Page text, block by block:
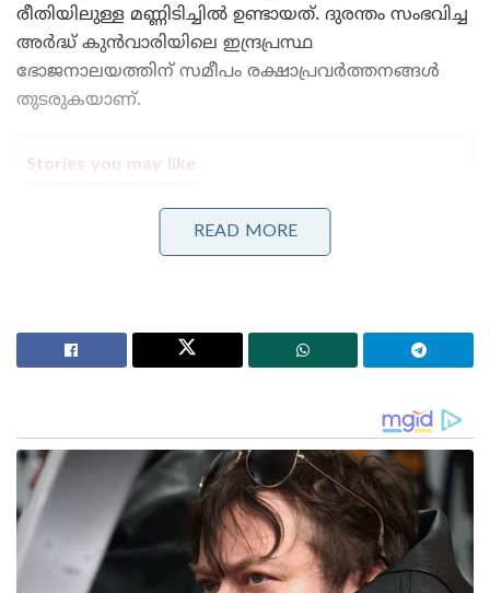
രീതിയിലുള്ള മണ്ണിടിച്ചിൽ ഉണ്ടായത്. ദുരന്തം സംഭവിച്ച
അർദ്ധ് കുൻവാരിയിലെ ഇന്ദ്രപ്രസ്ഥ
ഭോജനാലയത്തിന് സമീപം രക്ഷാപ്രവർത്തനങ്ങൾ
തുടരുകയാണ്.
Stories you may like
പാർട്ടിക്ക് വേണ്ടി പ്രതികരിച്ചതിനാണ് കള്ളക്കേസിൽ
ജയിലിൽ അടയ്ക്കപ്പെട്ടത്, പിന്തുണ വേണ്ട, പിന്നിൽ
നിന്ന് കുത്തരുത്; ജയരാജനെതിരെ ആഞ്ഞടിച്ച്
; യു.പി.ഐ നിയമഭേദഗതിയിൽ വ്യക്തത വരുത്തി
കേന്ദ്രസർക്കാർ
ജമ്മു കശ്മീരിലെ പല ഭാഗങ്ങളിലും തുടർച്ചയായി
മൂന്ന് ദിവസമായി തുടരുന്ന കനത്ത മഴ നാശം വിതച്ചു.
കതുവയിലും കിഷ്ത്വാറിലും സമാനമായ
ദുരന്തങ്ങൾക്ക് ശേഷം ഇന്ന് രാവിലെ ദോഡ ജില്ലയിൽ
മേഘവിസ്ഫോടനത്തിൽ നാല് പേർ മരിച്ചു.
പെട്ടെന്നുള്ള കനത്ത മഴയിൽ പ്രദേശത്ത്
READ MORE